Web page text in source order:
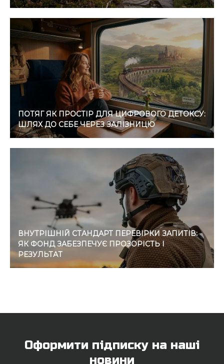
ПОТЯГ ЯК ПРОСТІР ДЛЯ ЦИФРОВОГО ДЕТОКСУ:
ШЛЯХ ДО СЕБЕ ЧЕРЕЗ ЗАЛІЗНИЦЮ
ВНУТРІШНІЙ СТАНДАРТ ПЕРЕВІРКИ ЗАПИТІВ:
ЯК ФОНД ЗАБЕЗПЕЧУЄ ПРОЗОРІСТЬ І
РЕЗУЛЬТАТ
Оформити підписку на наші
новини